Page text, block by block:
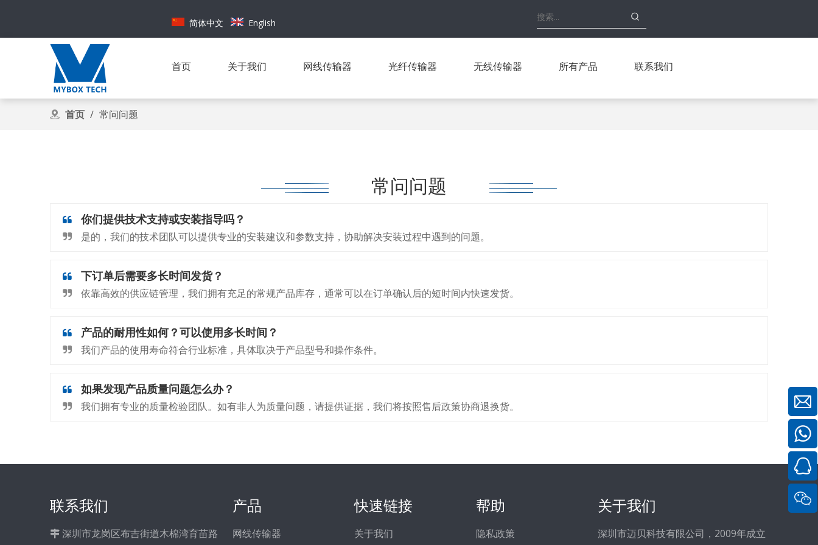
简体中文 English
首页 关于我们 网线传输器 光纤传输器 无线传输器 所有产品 联系我们
首页 / 常问问题
常问问题
你们提供技术支持或安装指导吗？
是的，我们的技术团队可以提供专业的安装建议和参数支持，协助解决安装过程中遇到的问题。
下订单后需要多长时间发货？
依靠高效的供应链管理，我们拥有充足的常规产品库存，通常可以在订单确认后的短时间内快速发货。
产品的耐用性如何？可以使用多长时间？
我们产品的使用寿命符合行业标准，具体取决于产品型号和操作条件。
如果发现产品质量问题怎么办？
我们拥有专业的质量检验团队。如有非人为质量问题，请提供证据，我们将按照售后政策协商退换货。
联系我们
 深圳市龙岗区布吉街道木棉湾育苗路
产品
网线传输器
快速链接
关于我们
帮助
隐私政策
关于我们
深圳市迈贝科技有限公司，2009年成立